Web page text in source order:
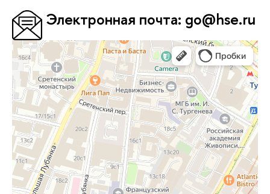
Электронная почта: go@hse.ru